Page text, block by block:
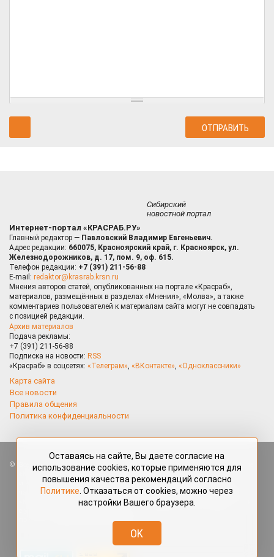
Сибирский
новостной портал
Интернет-портал «КРАСРАБ.РУ»
Главный редактор — Павловский Владимир Евгеньевич.
Адрес редакции: 660075, Красноярский край, г. Красноярск, ул.
Железнодорожников, д. 17, пом. 9, оф. 615.
Телефон редакции: +7 (391) 211-56-88
E-mail: redaktor@krasrab.krsn.ru
Мнения авторов статей, опубликованных на портале «Красраб»,
материалов, размещённых в разделах «Мнения», «Молва», а также
комментариев пользователей к материалам сайта могут не совпадать
с позицией редакции.
Архив материалов
Подача рекламы:
+7 (391) 211-56-88
Подписка на новости: RSS
«Красраб» в соцсетях: «Телеграм», «ВКонтакте», «Одноклассники»
Карта сайта
Все новости
Правила общения
Политика конфиденциальности
Все права защищены. Любые материалы, размещённые на портале
«Красраб.ру» сотрудниками редакции, нештатными авторами
и читателями, являются объектами авторского права. Полное или
частичное использование материалов, размещённых на портале
«Красраб.ру», допускается только с письменного согласия редакции
redaktor@krasrab.krsn.ru.
Оставаясь на сайте, Вы даете согласие на
использование cookies, которые применяются для
повышения качества рекомендаций согласно
Политике . Отказаться от cookies, можно через
настройки Вашего браузера.
OK